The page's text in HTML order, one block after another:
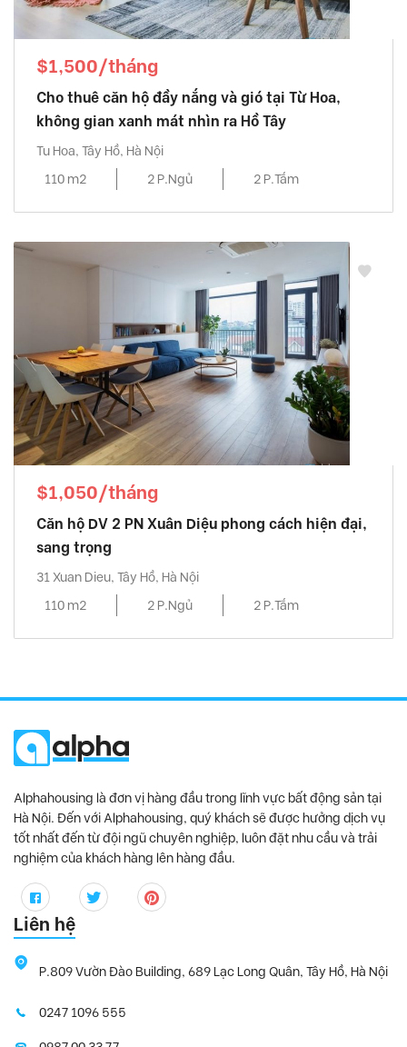
$1,500/tháng
Cho thuê căn hộ đầy nắng và gió tại Từ Hoa,
không gian xanh mát nhìn ra Hồ Tây
Tu Hoa, Tây Hồ, Hà Nội
110 m2
2 P.Ngủ 2 P.Tắm
$1,050/tháng
Căn hộ DV 2 PN Xuân Diệu phong cách hiện đại,
sang trọng
31 Xuan Dieu, Tây Hồ, Hà Nội
110 m2
2 P.Ngủ 2 P.Tắm
Alphahousing là đơn vị hàng đầu trong lĩnh vực bất động sản tại
Hà Nội. Đến với Alphahousing, quý khách sẽ được hưởng dịch vụ
tốt nhất đến từ đội ngũ chuyên nghiệp, luôn đặt nhu cầu và trải
nghiệm của khách hàng lên hàng đầu.
Liên hệ
P.809 Vườn Đào Building, 689 Lạc Long Quân, Tây Hồ, Hà Nội
0247 1096 555